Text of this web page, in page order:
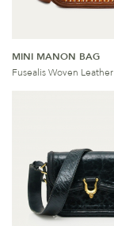
MINI MANON BAG
Fusealis Woven Leather